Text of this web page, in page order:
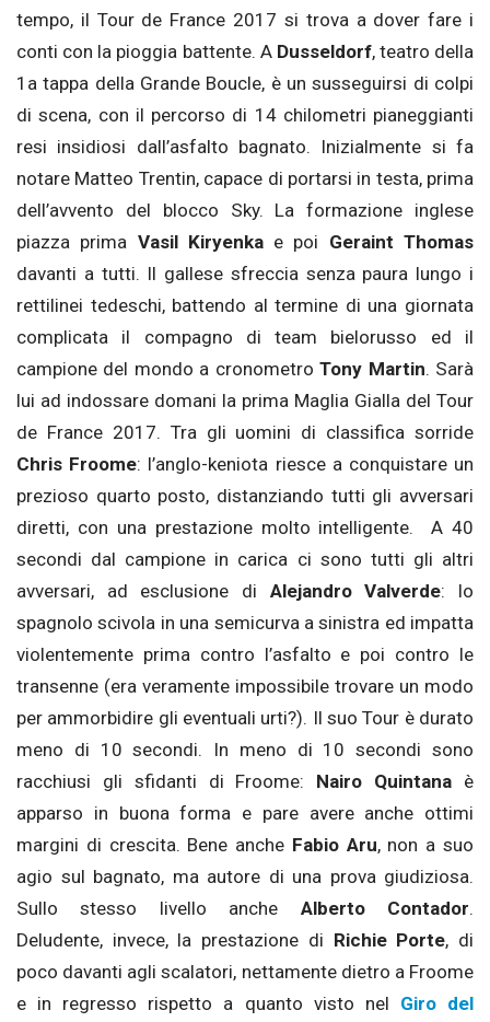
tempo, il Tour de France 2017 si trova a dover fare i
conti con la pioggia battente. A Dusseldorf, teatro della
1a tappa della Grande Boucle, è un susseguirsi di colpi
di scena, con il percorso di 14 chilometri pianeggianti
resi insidiosi dall’asfalto bagnato. Inizialmente si fa
notare Matteo Trentin, capace di portarsi in testa, prima
dell’avvento del blocco Sky. La formazione inglese
piazza prima Vasil Kiryenkae poi Geraint Thomas
davanti a tutti. Il gallese sfreccia senza paura lungo i
rettilinei tedeschi, battendo al termine di una giornata
complicata il compagno di team bielorusso ed il
campione del mondo a cronometroTony Martin. Sarà
lui ad indossare domani la prima Maglia Gialla del Tour
de France 2017. Tra gli uomini di classifica sorride
Chris Froome: l’anglo-keniota riesce a conquistare un
prezioso quarto posto, distanziando tutti gli avversari
diretti, con una prestazione molto intelligente. A 40
secondi dal campione in carica ci sono tutti gli altri
avversari, ad esclusione di Alejandro Valverde: lo
spagnolo scivola in una semicurva a sinistra ed impatta
violentemente prima contro l’asfalto e poi contro le
transenne (era veramente impossibile trovare un modo
per ammorbidire gli eventuali urti?). Il suo Tour è durato
meno di 10 secondi. In meno di 10 secondi sono
racchiusi gli sfidanti di Froome: Nairo Quintana è
apparso in buona forma e pare avere anche ottimi
margini di crescita. Bene anche Fabio Aru, non a suo
agio sul bagnato, ma autore di una prova giudiziosa.
Sullo stesso livello anche Alberto Contador.
Deludente, invece, la prestazione di Richie Porte, di
poco davanti agli scalatori, nettamente dietro a Froome
e in regresso rispetto a quanto visto nel Giro del